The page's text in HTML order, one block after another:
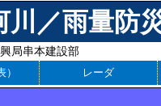
川／雨量防
局串本建設部
レーダ